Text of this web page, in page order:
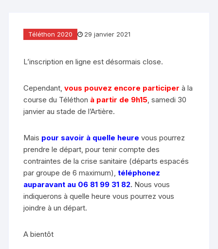
Téléthon 2020 29 janvier 2021
L’inscription en ligne est désormais close.
Cependant,vous pouvez encore participer à la
course du Téléthon à partir de 9h15 , samedi 30
janvier au stade de l’Artière.
Mais pour savoir à quelle heure vous pourrez
prendre le départ, pour tenir compte des
contraintes de la crise sanitaire (départs espacés
par groupe de 6 maximum),téléphonez
auparavant au 06 81 99 31 82. Nous vous
indiquerons à quelle heure vous pourrez vous
joindre à un départ.
A bientôt